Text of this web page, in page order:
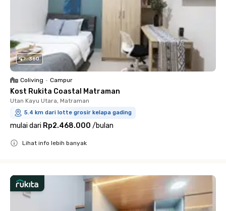
360
Coliving • Campur
Kost Rukita Coastal Matraman
Utan Kayu Utara, Matraman
5.4 km dari lotte grosir kelapa gading
mulai dari Rp2.468.000 /bulan
Lihat info lebih banyak